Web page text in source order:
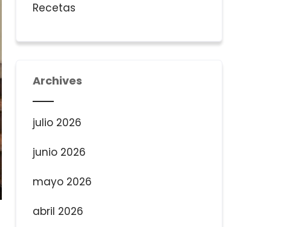
Recetas
Archives
julio 2026
junio 2026
mayo 2026
abril 2026